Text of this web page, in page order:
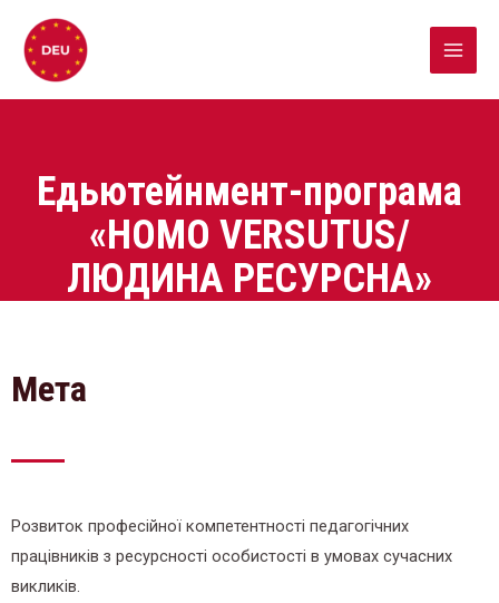
Едьютейнмент-програма
«HOMO VERSUTUS/
ЛЮДИНА РЕСУРСНА»
Мета
Розвиток професійної компетентності педагогічних
працівників з ресурсності особистості в умовах сучасних
викликів.